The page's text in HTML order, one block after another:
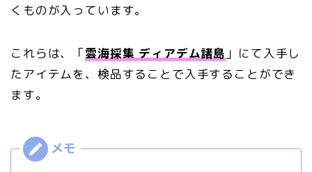
くものが入っています。
これらは、「雲海採集 ディアデム諸島 」にて入手し
たアイテムを、検品することで入手することができ
ます。